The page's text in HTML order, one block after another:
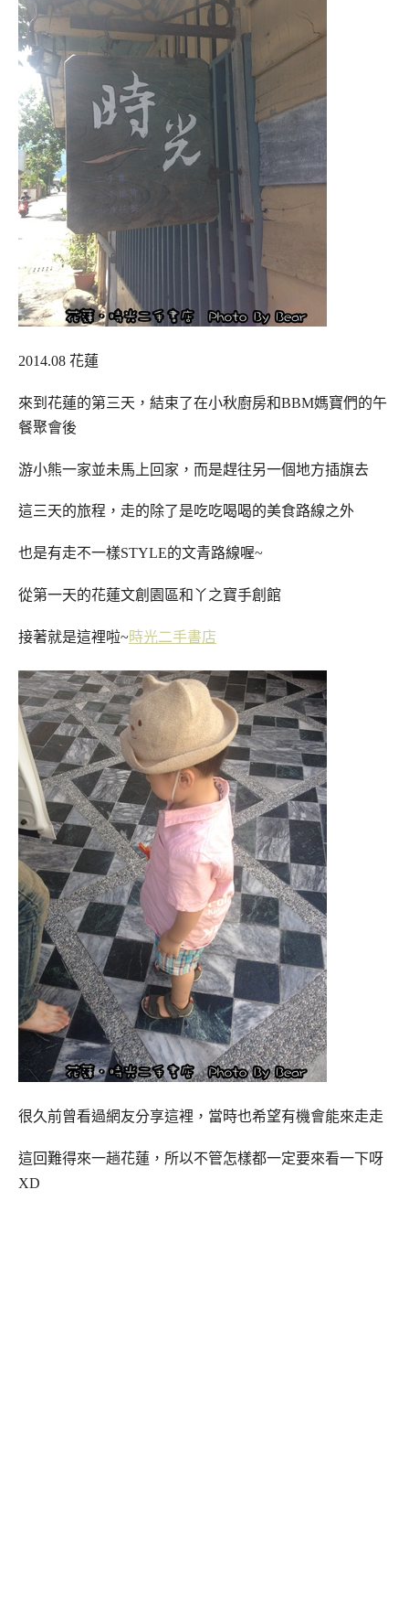
2014.08 花蓮
來到花蓮的第三天，結束了在小秋廚房和BBM媽寶們的午
餐聚會後
游小熊一家並未馬上回家，而是趕往另一個地方插旗去
這三天的旅程，走的除了是吃吃喝喝的美食路線之外
也是有走不一樣STYLE的文青路線喔~
從第一天的花蓮文創園區和丫之寶手創館
接著就是這裡啦~時光二手書店
很久前曾看過網友分享這裡，當時也希望有機會能來走走
這回難得來一趟花蓮，所以不管怎樣都一定要來看一下呀
XD